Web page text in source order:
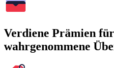
Verdiene Prämien
wahrgenommene